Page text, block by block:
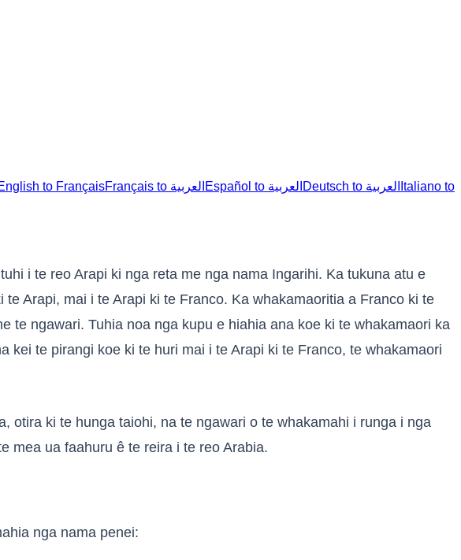
to Français Français to العربية Español to العربية Deutsch to العربية Italiano to
i te reo Arapi ki nga reta me nga nama Ingarihi. Ka tukuna atu e
Arapi, mai i te Arapi ki te Franco. Ka whakamaoritia a Franco ki te
te ngawari. Tuhia noa nga kupu e hiahia ana koe ki te whakamaori ka
te pirangi koe ki te huri mai i te Arapi ki te Franco, te whakamaori
otira ki te hunga taiohi, na te ngawari o te whakamahi i runga i nga
mea ua faahuru ê te reira i te reo Arabia.
nga nama penei: